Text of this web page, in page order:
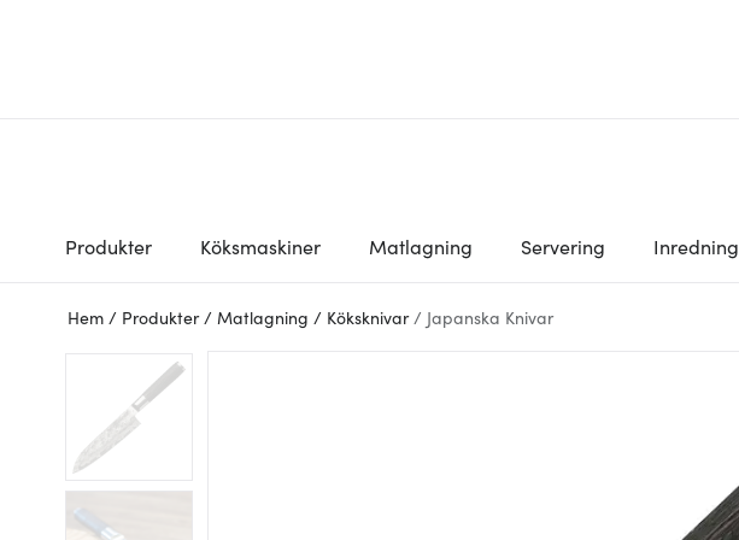
Produkter Köksmaskiner Matlagning Servering Inredning
Hem / Produkter / Matlagning / Köksknivar / Japanska Knivar